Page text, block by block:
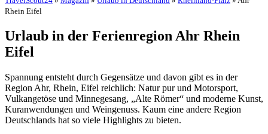
Rhein Eifel
Urlaub in der Ferienregion Ahr Rhein
Eifel
Spannung entsteht durch Gegensätze und davon gibt es in der
Region Ahr, Rhein, Eifel reichlich: Natur pur und Motorsport,
Vulkangetöse und Minnegesang, „Alte Römer“ und moderne Kunst,
Kuranwendungen und Weingenuss. Kaum eine andere Region
Deutschlands hat so viele Highlights zu bieten.